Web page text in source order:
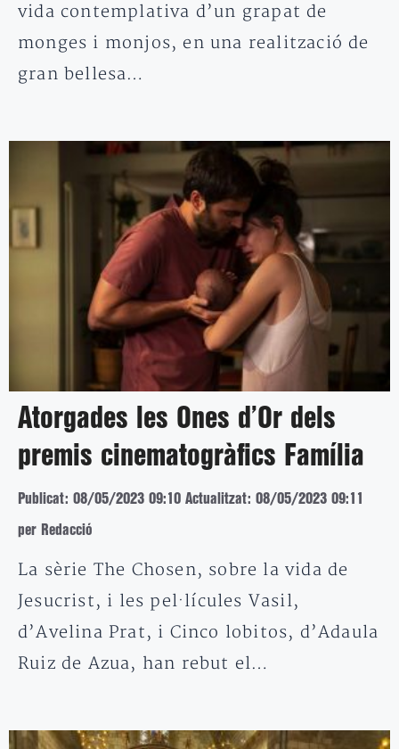
vida contemplativa d’un grapat de
monges i monjos, en una realització de
gran bellesa…
Atorgades les Ones d’Or dels
premis cinematogràfics Família
Publicat: 08/05/2023 09:10 Actualitzat: 08/05/2023 09:11
per Redacció
La sèrie The Chosen, sobre la vida de
Jesucrist, i les pel·lícules Vasil,
d’Avelina Prat, i Cinco lobitos, d’Adaula
Ruiz de Azua, han rebut el…